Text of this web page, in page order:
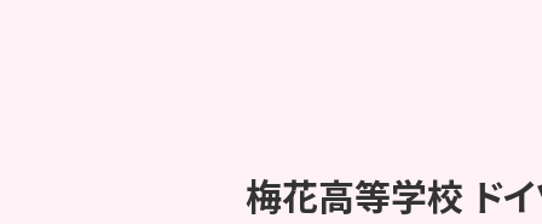
梅花高等学校 ドイ